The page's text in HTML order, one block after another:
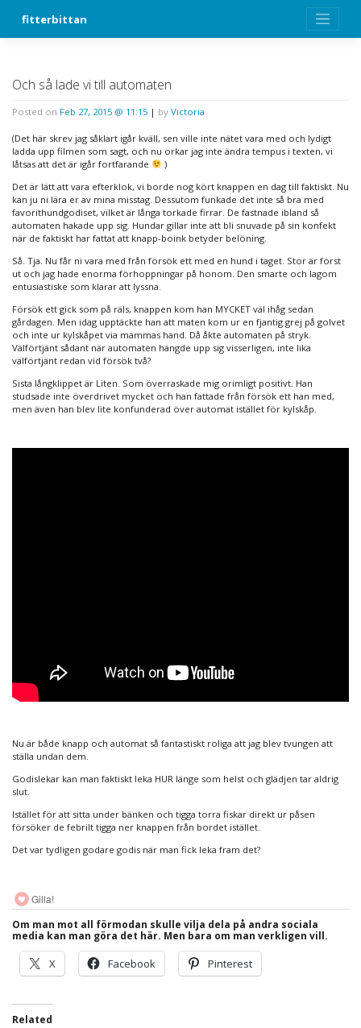
fitterbittan
Och så lade vi till automaten
Posted on Feb 27, 2015 @ 11:15 | by Victoria
(Det här skrev jag såklart igår kväll, sen ville inte nätet vara med och lydigt
ladda upp filmen som sagt, och nu orkar jag inte ändra tempus i texten, vi
låtsas att det är igår fortfarande
)
Det är lätt att vara efterklok, vi borde nog kört knappen en dag till faktiskt. Nu
kan ju ni lära er av mina misstag. Dessutom funkade det inte så bra med
favorithundgodiset, vilket är långa torkade firrar. De fastnade ibland så
automaten hakade upp sig. Hundar gillar inte att bli snuvade på sin konfekt
när de faktiskt har fattat att knapp-boink betyder belöning.
Så. Tja. Nu får ni vara med från försök ett med en hund i taget. Stor är först
ut och jag hade enorma förhoppningar på honom. Den smarte och lagom
entusiastiske som klarar att lyssna.
Försök ett gick som på räls, knappen kom han MYCKET väl ihåg sedan
gårdagen. Men idag upptäckte han att maten kom ur en fjantig grej på golvet
och inte ur kylskåpet via mammas hand. Då åkte automaten på stryk.
Välförtjänt sådant när automaten hängde upp sig visserligen, inte lika
välförtjänt redan vid försök två?
Sista långklippet är Liten. Som överraskade mig orimligt positivt. Han
studsade inte överdrivet mycket och han fattade från försök ett han med,
men även han blev lite konfunderad över automat istället för kylskåp.
Nu är både knapp och automat så fantastiskt roliga att jag blev tvungen att
ställa undan dem.
Godislekar kan man faktiskt leka HUR länge som helst och glädjen tar aldrig
slut.
Istället för att sitta under bänken och tigga torra fiskar direkt ur påsen
försöker de febrilt tigga ner knappen från bordet istället.
Det var tydligen godare godis när man fick leka fram det?
Gilla!
Om man mot all förmodan skulle vilja dela på andra sociala
media kan man göra det här. Men bara om man verkligen vill.
X Facebook Pinterest
Related